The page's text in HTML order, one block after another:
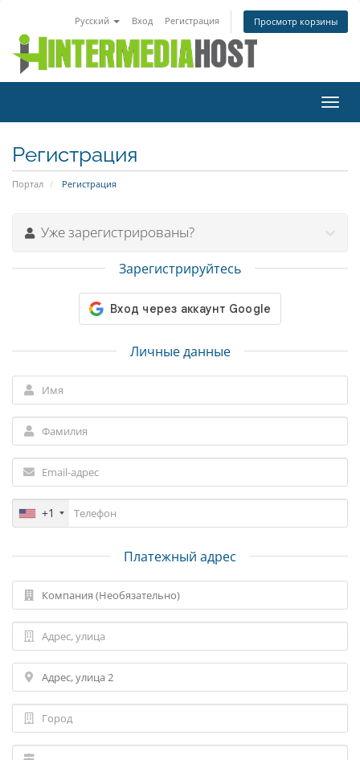
Русский Вход Регистрация Просмотр корзины
Регистрация
Портал Регистрация
Уже зарегистрированы?
Зарегистрируйтесь
Личные данные
+1
Платежный адрес